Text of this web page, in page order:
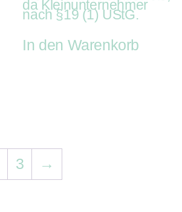
da Kleinunternehmer
nach §19 (1) UStG.
In den Warenkorb
3 →